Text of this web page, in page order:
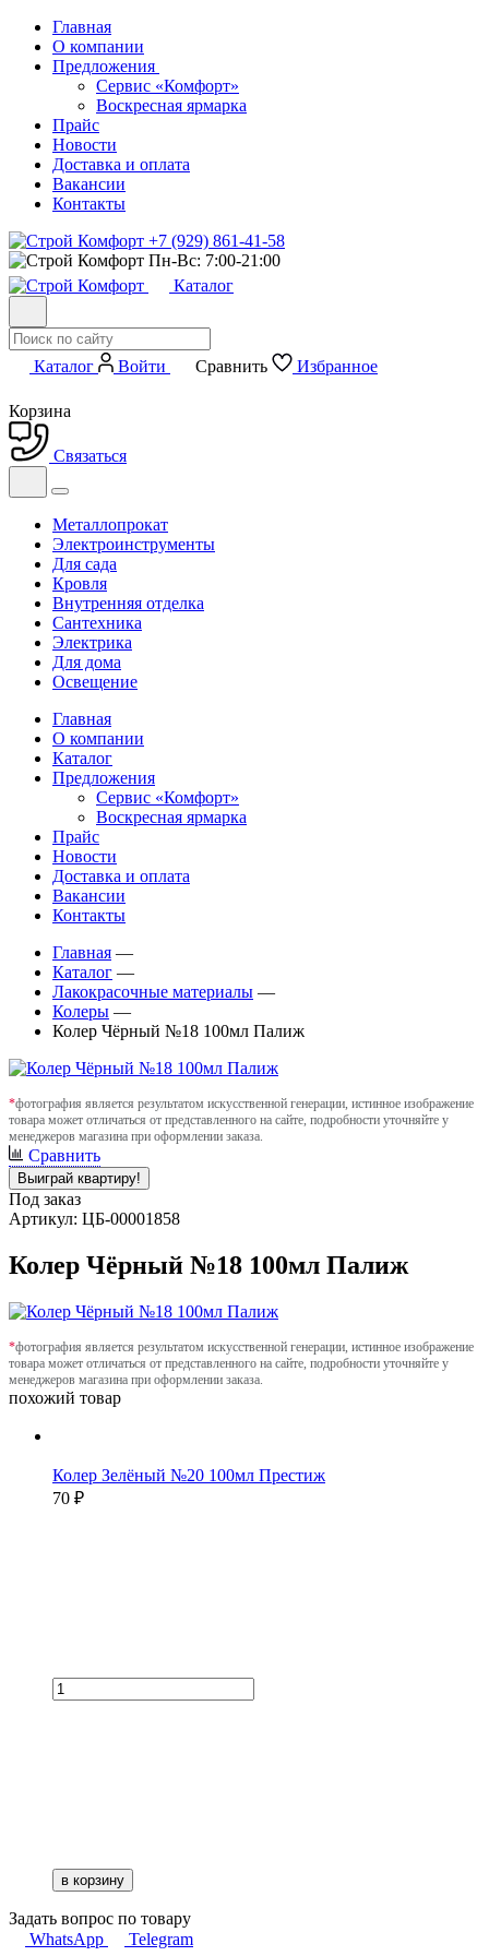
Главная
О компании
Предложения
Сервис «Комфорт»
Воскресная ярмарка
Прайс
Новости
Доставка и оплата
Вакансии
Контакты
+7 (929) 861-41-58
Пн-Вс: 7:00-21:00
Каталог
Каталог Войти Сравнить Избранное
Корзина
Связаться
Металлопрокат
Электроинструменты
Для сада
Кровля
Внутренняя отделка
Сантехника
Электрика
Для дома
Освещение
Главная
О компании
Каталог
Предложения
Сервис «Комфорт»
Воскресная ярмарка
Прайс
Новости
Доставка и оплата
Вакансии
Контакты
Главная —
Каталог —
Лакокрасочные материалы —
Колеры —
Колер Чёрный №18 100мл Палиж
*фотография является результатом искусственной генерации, истинное изображение
товара может отличаться от представленного на сайте, подробности уточняйте у
менеджеров магазина при оформлении заказа.
Сравнить
Выиграй квартиру!
Под заказ
Артикул: ЦБ-00001858
Колер Чёрный №18 100мл Палиж
*фотография является результатом искусственной генерации, истинное изображение
товара может отличаться от представленного на сайте, подробности уточняйте у
менеджеров магазина при оформлении заказа.
похожий товар
Колер Зелёный №20 100мл Престиж
70 ₽
в корзину
Задать вопрос по товару
WhatsApp
Telegram